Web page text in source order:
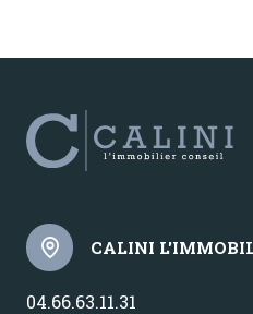
ventes
locations
biens
estimation
gestion
CALINI
04.66.63.11.31